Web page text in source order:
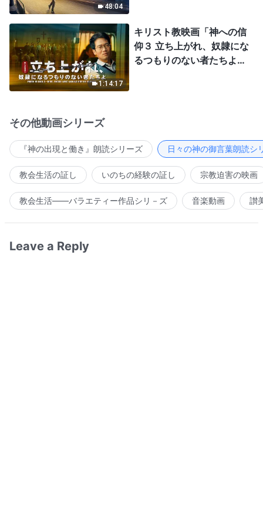
48:04
1:14:17
キリスト教映画「神への信
仰３ 立ち上がれ、奴隷にな
るつもりのない者たちよ」
その他動画シリーズ
『神の出現と働き』朗読シリーズ 日々の神の御言葉朗読シ
教会生活の証し いのちの経験の証し 宗教迫害の映画
教会生活――バラエティー作品シリ－ズ 音楽動画 讃
Leave a Reply